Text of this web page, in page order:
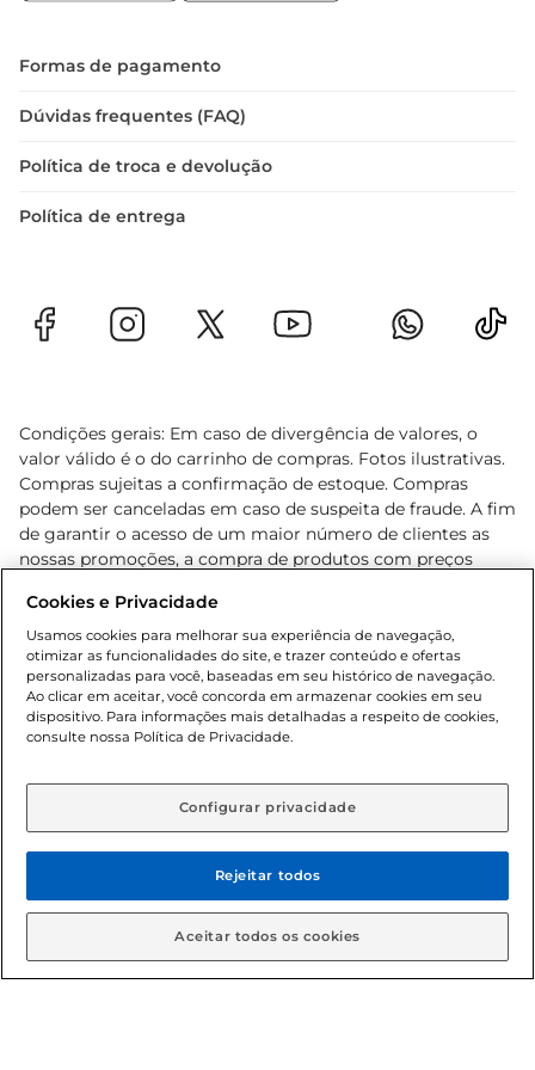
Formas de pagamento
Dúvidas frequentes (FAQ)
Política de troca e devolução
Política de entrega
Condições gerais: Em caso de divergência de valores, o
valor válido é o do carrinho de compras. Fotos ilustrativas.
Compras sujeitas a confirmação de estoque. Compras
podem ser canceladas em caso de suspeita de fraude. A fim
de garantir o acesso de um maior número de clientes as
nossas promoções, a compra de produtos com preços
cliente. Os preços, ofertas e condições são exclusivos para
o e-commerce e válidos durante o dia de hoje, podendo
sofrer alterações sem prévia notificação. Proibida a venda
de bebidas alcoólicas para menores de 18 anos, conforme
Lei n.º 8069/90, art. 81, inciso II (Estatuto da Criança e do
Adolescente). Preços e condições exclusivos para o
aviso prévio. O valor mínimo para as compras on-line é de
© 2026 Copyright. Todos os direitos
reservados Gbarbosa.
Cookies e Privacidade
Usamos cookies para melhorar sua experiência de navegação,
otimizar as funcionalidades do site, e trazer conteúdo e ofertas
personalizadas para você, baseadas em seu histórico de navegação.
Ao clicar em aceitar, você concorda em armazenar cookies em seu
dispositivo. Para informações mais detalhadas a respeito de cookies,
consulte nossa Política de Privacidade.
Configurar privacidade
Rejeitar todos
Aceitar todos os cookies